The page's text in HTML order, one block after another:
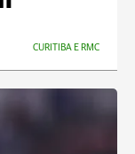
CURITIBA E RMC